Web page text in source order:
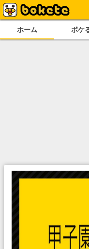
ホーム ボケ